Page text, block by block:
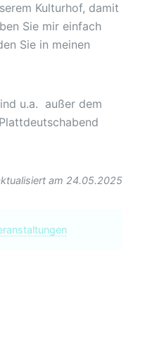
Kulturhof, damit
Sie mir einfach
Sie in meinen
u.a. außer dem
am 24.05.2025